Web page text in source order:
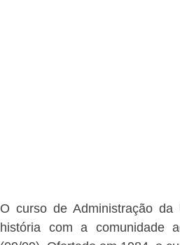
O curso de Administração
história com a comunidade